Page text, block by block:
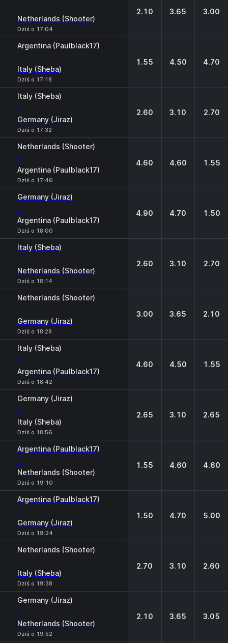
-
Netherlands (Shooter)
Dziś o 17:04
2.10 3.65 3.00
Argentina (Paulblack17)
-
Italy (Sheba)
Dziś o 17:18
1.55 4.50 4.70
Italy (Sheba)
-
Germany (Jiraz)
Dziś o 17:32
2.60 3.10 2.70
Netherlands (Shooter)
-
Argentina (Paulblack17)
Dziś o 17:46
4.60 4.60 1.55
Germany (Jiraz)
-
Argentina (Paulblack17)
Dziś o 18:00
4.90 4.70 1.50
Italy (Sheba)
-
Netherlands (Shooter)
Dziś o 18:14
2.60 3.10 2.70
Netherlands (Shooter)
-
Germany (Jiraz)
Dziś o 18:28
3.00 3.65 2.10
Italy (Sheba)
-
Argentina (Paulblack17)
Dziś o 18:42
4.60 4.50 1.55
Germany (Jiraz)
-
Italy (Sheba)
Dziś o 18:56
2.65 3.10 2.65
Argentina (Paulblack17)
-
Netherlands (Shooter)
Dziś o 19:10
1.55 4.60 4.60
Argentina (Paulblack17)
-
Germany (Jiraz)
Dziś o 19:24
1.50 4.70 5.00
Netherlands (Shooter)
-
Italy (Sheba)
Dziś o 19:38
2.70 3.10 2.60
Germany (Jiraz)
-
Netherlands (Shooter)
Dziś o 19:52
2.10 3.65 3.05